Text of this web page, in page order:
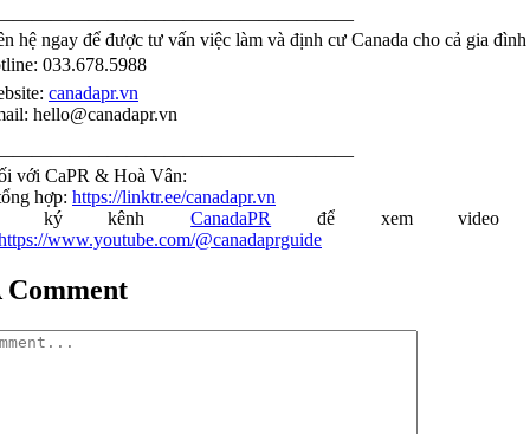
hệ ngay để được tư vấn việc làm và định cư Canada cho cả gia đình
033.678.5988
canadapr.vn
hello@canadapr.vn
với CaPR & Hoà Vân:
hợp: https://linktr.ee/canadapr.vn
ký kênhCanadaPR
để xem video
www.youtube.com/@canadaprguide
Comment